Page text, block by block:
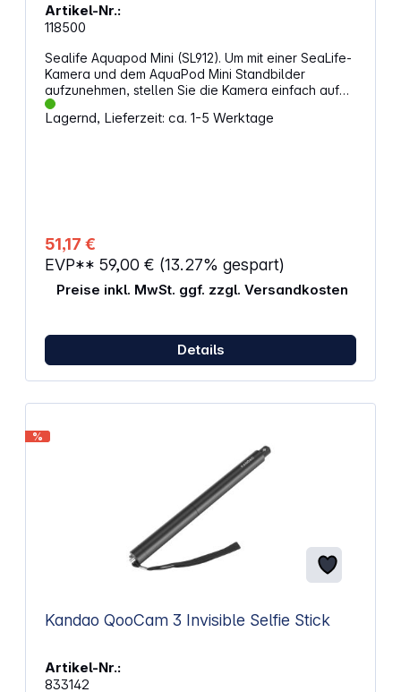
Artikel-Nr.:
118500
Sealife Aquapod Mini (SL912). Um mit einer SeaLife-
Kamera und dem AquaPod Mini Standbilder
aufzunehmen, stellen Sie die Kamera einfach auf
den „SPY“-Modus ein, damit sie automatisch in
bestimmten Zeitabständen Aufnahmen macht. Für
von anderen tragbaren "Selfie-Sticks“ und
Einbeinstativen unterscheidet. Der AquaPod Mini
umfasst eine Handschlaufe und eine mit GoPro-
Kameras kompatible Halterung. Eigenschaften:
Passt auf alle SeaLife-Kameras sowie auf alle
Stativanschluss Enthält einen Adapter, der mit
GoPro-Kameras kompatibel ist und sich in
Sekundenschnelle installieren lässt Eloxiertes
Aluminium und rostfreie Stahlteile Inklusive Lanyard
Transport Lässt sich von 15,5 Zoll (39 cm) auf 38
Zoll (97 cm) ausziehen Gewicht: 320 g (0,7 lbs)
Abmessungen: 50,8 x 5,08 x 5,08 cm (20 × 2 × 2
Lagernd, Lieferzeit: ca. 1-5 Werktage
51,17 €
EVP** 59,00 € (13.27% gespart)
Preise inkl. MwSt. ggf. zzgl. Versandkosten
Details
%
Kandao QooCam 3 Invisible Selfie Stick
Artikel-Nr.:
833142